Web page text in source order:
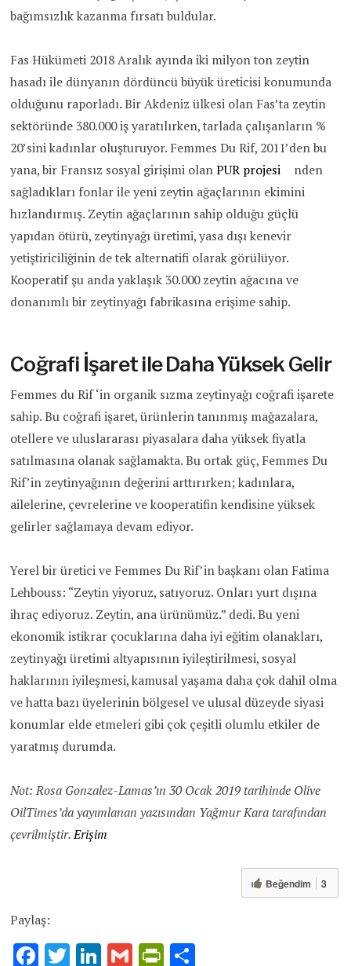
bağımsızlık kazanma fırsatı buldular.
Fas Hükümeti 2018 Aralık ayında iki milyon ton zeytin
hasadı ile dünyanın dördüncü büyük üreticisi konumunda
olduğunu raporladı. Bir Akdeniz ülkesi olan Fas’ta zeytin
sektöründe 380.000 iş yaratılırken, tarlada çalışanların %
20’sini kadınlar oluşturuyor. Femmes Du Rif, 2011’den bu
yana, bir Fransız sosyal girişimi olanPUR projesi
nden
sağladıkları fonlar ile yeni zeytin ağaçlarının ekimini
hızlandırmış. Zeytin ağaçlarının sahip olduğu güçlü
yapıdan ötürü, zeytinyağı üretimi, yasa dışı kenevir
yetiştiriciliğinin de tek alternatifi olarak görülüyor.
Kooperatif şu anda yaklaşık 30.000 zeytin ağacına ve
donanımlı bir zeytinyağı fabrikasına erişime sahip.
Coğrafi İşaret ile Daha Yüksek Gelir
Femmes du Rif ‘in organik sızma zeytinyağı coğrafi işarete
sahip. Bu coğrafi işaret, ürünlerin tanınmış mağazalara,
otellere ve uluslararası piyasalara daha yüksek fiyatla
satılmasına olanak sağlamakta. Bu ortak güç, Femmes Du
Rif’in zeytinyağının değerini arttırırken; kadınlara,
ailelerine, çevrelerine ve kooperatifin kendisine yüksek
gelirler sağlamaya devam ediyor.
Yerel bir üretici ve Femmes Du Rif’in başkanı olan Fatima
Lehbouss: “Zeytin yiyoruz, satıyoruz. Onları yurt dışına
ihraç ediyoruz. Zeytin, ana ürünümüz.” dedi. Bu yeni
ekonomik istikrar çocuklarına daha iyi eğitim olanakları,
zeytinyağı üretimi altyapısının iyileştirilmesi, sosyal
haklarının iyileşmesi, kamusal yaşama daha çok dahil olma
ve hatta bazı üyelerinin bölgesel ve ulusal düzeyde siyasi
konumlar elde etmeleri gibi çok çeşitli olumlu etkiler de
yaratmış durumda.
Not: Rosa Gonzalez-Lamas’ın 30 Ocak 2019 tarihinde Olive
OilTimes’da yayımlanan yazısından Yağmur Kara tarafından
çevrilmiştir.Erişim
Beğendim 3
Paylaş:
F T Li G Pr